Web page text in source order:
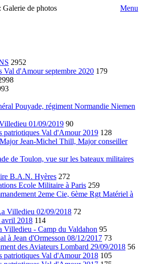
Galerie de photos
Menu
2952
Val d'Amour septembre 2020 179
Pouyade, régiment Normandie Niemen
01/09/2019 90
patriotiques Val d'Amour 2019 128
Jean-Michel Thill, Major conseiller
de Toulon, vue sur les bateaux militaires
B.A.N. Hyères 272
Ecole Militaire à Paris 259
2eme Cie, 6ème Rgt Matériel à
Villedieu 02/09/2018 72
2018 114
Villedieu - Camp du Valdahon 95
à Jean d'Ormesson 08/12/2017 73
des Aviateurs Lombard 29/09/2018 56
patriotiques Val d'Amour 2018 105